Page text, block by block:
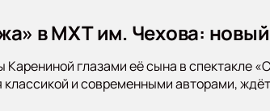
в МХТ им. Чехова: новый
Карениной глазами её сына в спектакле
классикой и современными авторами,